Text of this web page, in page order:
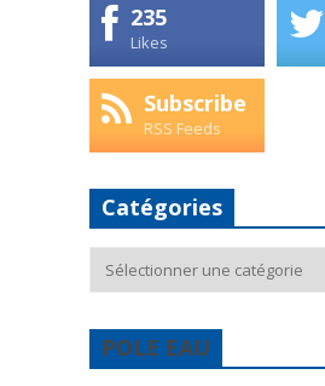
235
Likes
Subscribe
RSS Feeds
Catégories
POLE EAU